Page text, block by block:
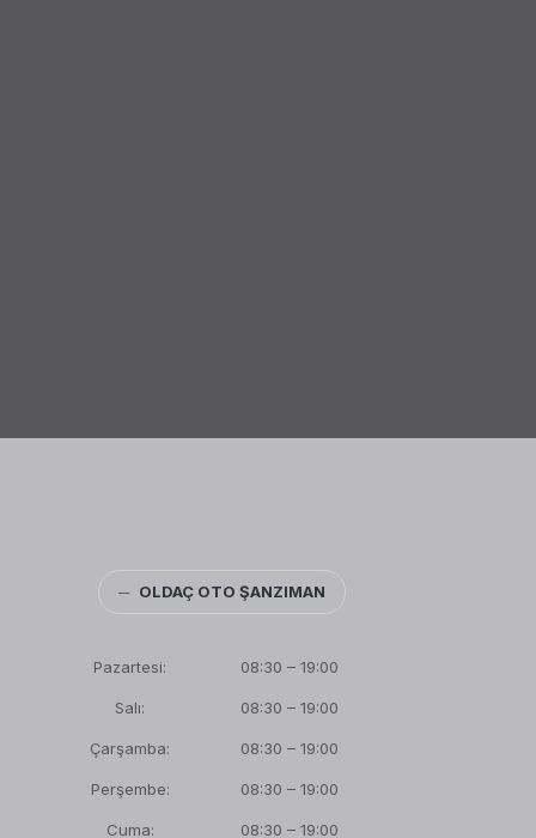
─ OLDAÇ OTO ŞANZIMAN
Pazartesi:
Salı:
Çarşamba:
Perşembe:
Cuma:
08:30 – 19:00
08:30 – 19:00
08:30 – 19:00
08:30 – 19:00
08:30 – 19:00